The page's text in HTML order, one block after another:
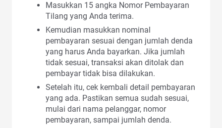
Masukkan 15 angka Nomor Pembayaran
Tilang yang Anda terima.
Kemudian masukkan nominal
pembayaran sesuai dengan jumlah denda
yang harus Anda bayarkan. Jika jumlah
tidak sesuai, transaksi akan ditolak dan
pembayar tidak bisa dilakukan.
Setelah itu, cek kembali detail pembayaran
yang ada. Pastikan semua sudah sesuai,
mulai dari nama pelanggar, nomor
pembayaran, sampai jumlah denda.